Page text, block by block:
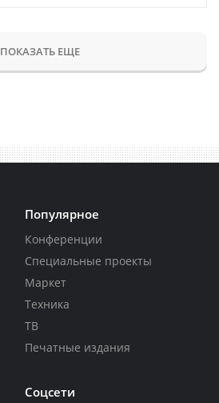
ПОКАЗАТЬ ЕЩЕ
Популярное
Конференции
Специальные проекты
Маркет
Техника
ТВ
Печатные издания
Соцсети